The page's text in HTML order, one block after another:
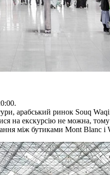
арабський ринок Souq
на екскурсію не можна,
між бутиками Mont Blanc і